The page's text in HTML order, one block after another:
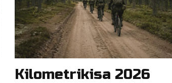
Kilometrikisa 2026